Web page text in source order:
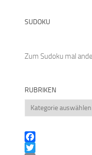
SUDOKU
Zum Sudoku mal
RUBRIKEN
Rubriken
Facebook